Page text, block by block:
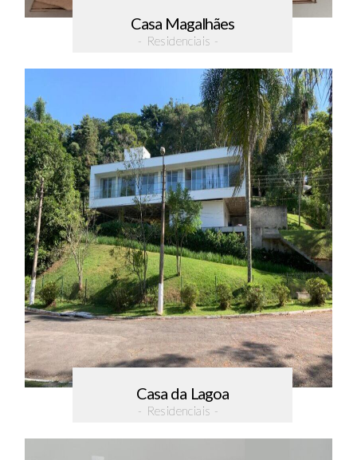
Casa Magalhães
- Residenciais -
Casa da Lagoa
- Residenciais -